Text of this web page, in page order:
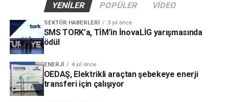
YENILER POPÜLER VIDEO
SEKTÖR HABERLERI 3 yıl önce
SMS TORK’a, TİM’in İnovaLİG yarışmasında
ödül
ENERJI 4 yıl önce
OEDAŞ, Elektrikli araçtan şebekeye enerji
transferi için çalışıyor